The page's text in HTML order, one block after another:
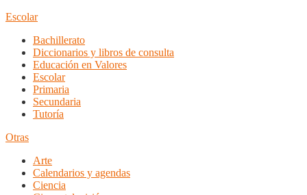
Escolar
Bachillerato
Diccionarios y libros de consulta
Educación en Valores
Escolar
Primaria
Secundaria
Tutoría
Otras
Arte
Calendarios y agendas
Ciencia